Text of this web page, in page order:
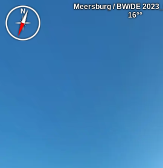
Meersburg / BW/DE
16°°